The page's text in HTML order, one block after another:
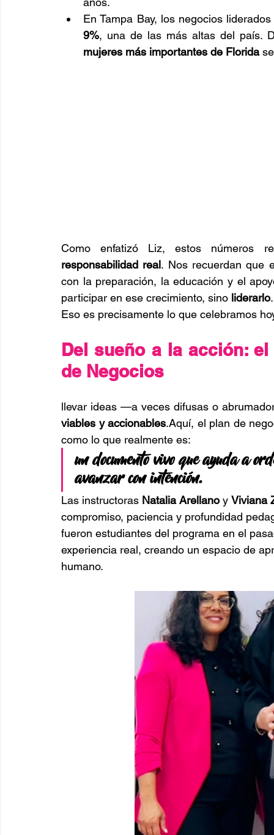
9%, una de las más altas del país.
mujeres más importantes de Florida se
Como enfatizó Liz, estos números
responsabilidad real. Nos recuerdan que
con la preparación, la educación y el
participar en ese crecimiento, sino liderarlo.
Eso es precisamente lo que celebramos
Del sueño a la acción:
de Negocios
llevar ideas —a veces difusas o
viables y accionables.Aquí, el plan de
como lo que realmente es:
un documento vivo que ayuda a
avanzar con intención.
Las instructoras Natalia Arellano y Viviana
compromiso, paciencia y profundidad
fueron estudiantes del programa en el
experiencia real, creando un espacio de
humano.